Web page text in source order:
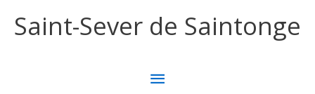
Saint-Sever de Saintonge
MENU